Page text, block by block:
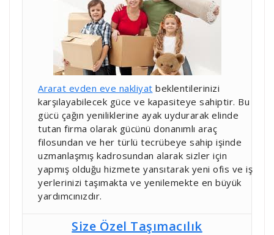
Ararat evden eve nakliyat beklentilerinizi
karşılayabilecek güce ve kapasiteye sahiptir. Bu
gücü çağın yeniliklerine ayak uydurarak elinde
tutan firma olarak gücünü donanımlı araç
filosundan ve her türlü tecrübeye sahip işinde
uzmanlaşmış kadrosundan alarak sizler için
yapmış olduğu hizmete yansıtarak yeni ofis ve iş
yerlerinizi taşımakta ve yenilemekte en büyük
yardımcınızdır.
Size Özel Taşımacılık